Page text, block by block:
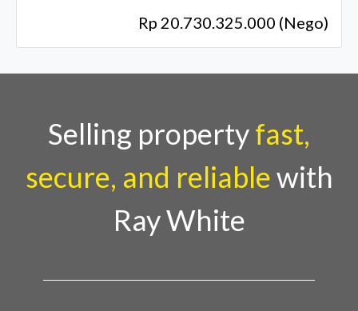
Rp 20.730.325.000 (Nego)
Selling propertyfast,
secure, and reliablewith
Ray White